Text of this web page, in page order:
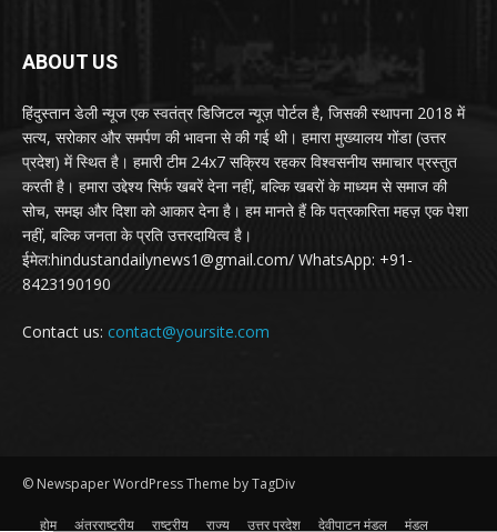
ABOUT US
हिंदुस्तान डेली न्यूज एक स्वतंत्र डिजिटल न्यूज़ पोर्टल है, जिसकी स्थापना 2018 में
सत्य, सरोकार और समर्पण की भावना से की गई थी। हमारा मुख्यालय गोंडा (उत्तर
प्रदेश) में स्थित है। हमारी टीम 24x7 सक्रिय रहकर विश्वसनीय समाचार प्रस्तुत
करती है। हमारा उद्देश्य सिर्फ खबरें देना नहीं, बल्कि खबरों के माध्यम से समाज की
सोच, समझ और दिशा को आकार देना है। हम मानते हैं कि पत्रकारिता महज़ एक पेशा
नहीं, बल्कि जनता के प्रति उत्तरदायित्व है।
ईमेल:hindustandailynews1@gmail.com/ WhatsApp: +91-
8423190190
Contact us: contact@yoursite.com
© Newspaper WordPress Theme by TagDiv
होम अंतरराष्ट्रीय राष्ट्रीय राज्य उत्तर प्रदेश देवीपाटन मंडल मंडल